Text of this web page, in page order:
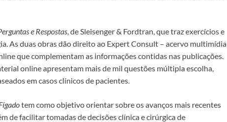
e Respostas, de Sleisenger & Fordtran, que traz exercícios e
As duas obras dão direito ao Expert Consult – acervo multimídia
que complementam as informações contidas nas publicações.
online apresentam mais de mil questões múltipla escolha,
em casos clínicos de pacientes.
tem como objetivo orientar sobre os avanços mais recentes
de facilitar tomadas de decisões clínica e cirúrgica de